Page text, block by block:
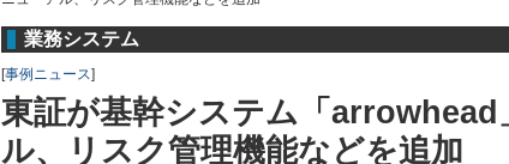
業務システム
[事例ニュース]
東証が基幹システム「arrowhead
ル、リスク管理機能などを追加